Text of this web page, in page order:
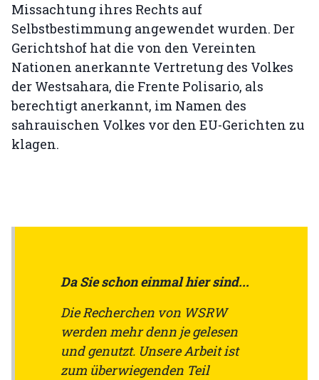
Missachtung ihres Rechts auf
Selbstbestimmung angewendet wurden. Der
Gerichtshof hat die von den Vereinten
Nationen anerkannte Vertretung des Volkes
der Westsahara, die Frente Polisario, als
berechtigt anerkannt, im Namen des
sahrauischen Volkes vor den EU-Gerichten zu
klagen.
Da Sie schon einmal hier sind...
Die Recherchen von WSRW
werden mehr denn je gelesen
und genutzt. Unsere Arbeit ist
zum überwiegenden Teil